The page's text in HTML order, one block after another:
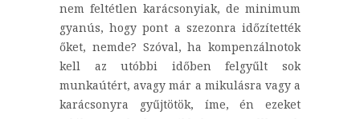
nem feltétlen karácsonyiak, de minimum
gyanús, hogy pont a szezonra időzítették
őket, nemde? Szóval, ha kompenzálnotok
kell az utóbbi időben felgyűlt sok
munkaútért, avagy már a mikulásra vagy a
karácsonyra gyűjtötök, íme, én ezeket